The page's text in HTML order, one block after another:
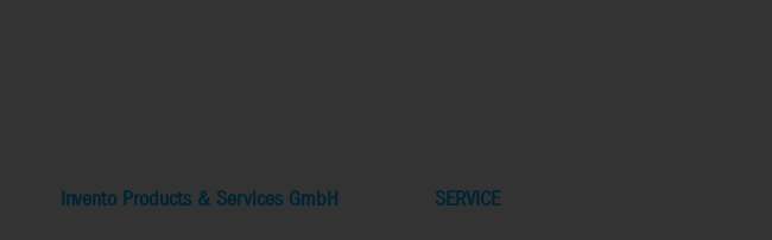
Invento Products & Services GmbH SERVICE